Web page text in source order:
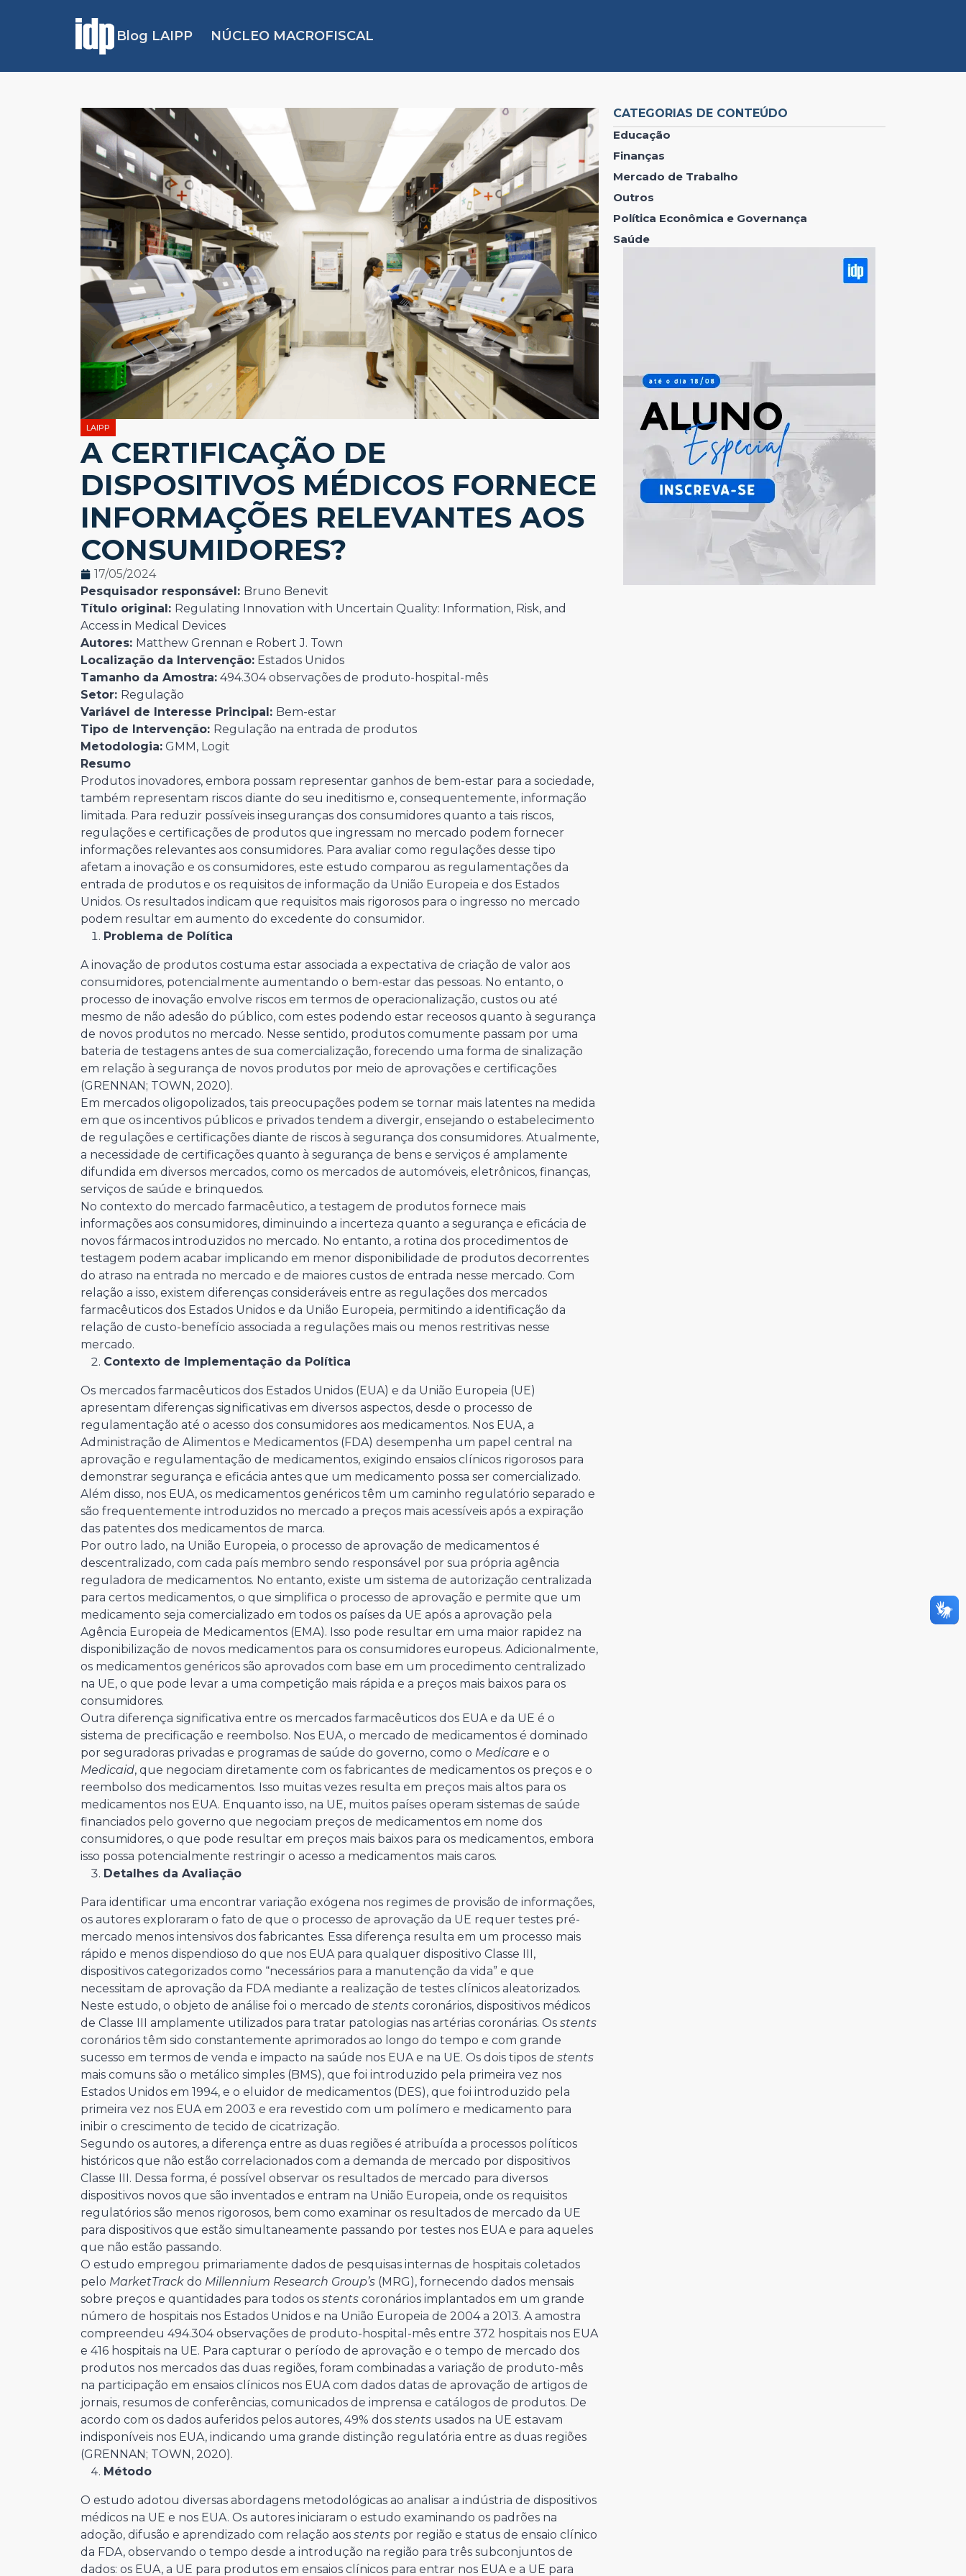
Blog LAIPP NÚCLEO MACROFISCAL
LAIPP
A CERTIFICAÇÃO DE
DISPOSITIVOS MÉDICOS FORNECE
INFORMAÇÕES RELEVANTES AOS
CONSUMIDORES?
17/05/2024
Pesquisador responsável: Bruno Benevit
Título original: Regulating Innovation with Uncertain Quality: Information, Risk, and
Access in Medical Devices
Autores: Matthew Grennan e Robert J. Town
Localização da Intervenção: Estados Unidos
Tamanho da Amostra: 494.304 observações de produto-hospital-mês
Setor: Regulação
Variável de Interesse Principal: Bem-estar
Tipo de Intervenção: Regulação na entrada de produtos
Metodologia: GMM, Logit
Resumo
Produtos inovadores, embora possam representar ganhos de bem-estar para a sociedade,
também representam riscos diante do seu ineditismo e, consequentemente, informação
limitada. Para reduzir possíveis inseguranças dos consumidores quanto a tais riscos,
regulações e certificações de produtos que ingressam no mercado podem fornecer
informações relevantes aos consumidores. Para avaliar como regulações desse tipo
afetam a inovação e os consumidores, este estudo comparou as regulamentações da
entrada de produtos e os requisitos de informação da União Europeia e dos Estados
Unidos. Os resultados indicam que requisitos mais rigorosos para o ingresso no mercado
podem resultar em aumento do excedente do consumidor.
Problema de Política
A inovação de produtos costuma estar associada a expectativa de criação de valor aos
consumidores, potencialmente aumentando o bem-estar das pessoas. No entanto, o
processo de inovação envolve riscos em termos de operacionalização, custos ou até
mesmo de não adesão do público, com estes podendo estar receosos quanto à segurança
de novos produtos no mercado. Nesse sentido, produtos comumente passam por uma
bateria de testagens antes de sua comercialização, forecendo uma forma de sinalização
em relação à segurança de novos produtos por meio de aprovações e certificações
(GRENNAN; TOWN, 2020).
Em mercados oligopolizados, tais preocupações podem se tornar mais latentes na medida
em que os incentivos públicos e privados tendem a divergir, ensejando o estabelecimento
de regulações e certificações diante de riscos à segurança dos consumidores. Atualmente,
a necessidade de certificações quanto à segurança de bens e serviços é amplamente
difundida em diversos mercados, como os mercados de automóveis, eletrônicos, finanças,
serviços de saúde e brinquedos.
No contexto do mercado farmacêutico, a testagem de produtos fornece mais
informações aos consumidores, diminuindo a incerteza quanto a segurança e eficácia de
novos fármacos introduzidos no mercado. No entanto, a rotina dos procedimentos de
testagem podem acabar implicando em menor disponibilidade de produtos decorrentes
do atraso na entrada no mercado e de maiores custos de entrada nesse mercado. Com
relação a isso, existem diferenças consideráveis entre as regulações dos mercados
farmacêuticos dos Estados Unidos e da União Europeia, permitindo a identificação da
relação de custo-benefício associada a regulações mais ou menos restritivas nesse
mercado.
Contexto de Implementação da Política
Os mercados farmacêuticos dos Estados Unidos (EUA) e da União Europeia (UE)
apresentam diferenças significativas em diversos aspectos, desde o processo de
regulamentação até o acesso dos consumidores aos medicamentos. Nos EUA, a
Administração de Alimentos e Medicamentos (FDA) desempenha um papel central na
aprovação e regulamentação de medicamentos, exigindo ensaios clínicos rigorosos para
demonstrar segurança e eficácia antes que um medicamento possa ser comercializado.
Além disso, nos EUA, os medicamentos genéricos têm um caminho regulatório separado e
são frequentemente introduzidos no mercado a preços mais acessíveis após a expiração
das patentes dos medicamentos de marca.
Por outro lado, na União Europeia, o processo de aprovação de medicamentos é
descentralizado, com cada país membro sendo responsável por sua própria agência
reguladora de medicamentos. No entanto, existe um sistema de autorização centralizada
para certos medicamentos, o que simplifica o processo de aprovação e permite que um
medicamento seja comercializado em todos os países da UE após a aprovação pela
Agência Europeia de Medicamentos (EMA). Isso pode resultar em uma maior rapidez na
disponibilização de novos medicamentos para os consumidores europeus. Adicionalmente,
os medicamentos genéricos são aprovados com base em um procedimento centralizado
na UE, o que pode levar a uma competição mais rápida e a preços mais baixos para os
consumidores.
Outra diferença significativa entre os mercados farmacêuticos dos EUA e da UE é o
sistema de precificação e reembolso. Nos EUA, o mercado de medicamentos é dominado
por seguradoras privadas e programas de saúde do governo, como o Medicare e o
Medicaid, que negociam diretamente com os fabricantes de medicamentos os preços e o
reembolso dos medicamentos. Isso muitas vezes resulta em preços mais altos para os
medicamentos nos EUA. Enquanto isso, na UE, muitos países operam sistemas de saúde
financiados pelo governo que negociam preços de medicamentos em nome dos
consumidores, o que pode resultar em preços mais baixos para os medicamentos, embora
isso possa potencialmente restringir o acesso a medicamentos mais caros.
Detalhes da Avaliação
Para identificar uma encontrar variação exógena nos regimes de provisão de informações,
os autores exploraram o fato de que o processo de aprovação da UE requer testes pré-
mercado menos intensivos dos fabricantes. Essa diferença resulta em um processo mais
rápido e menos dispendioso do que nos EUA para qualquer dispositivo Classe III,
dispositivos categorizados como “necessários para a manutenção da vida” e que
necessitam de aprovação da FDA mediante a realização de testes clínicos aleatorizados.
Neste estudo, o objeto de análise foi o mercado de stents coronários, dispositivos médicos
de Classe III amplamente utilizados para tratar patologias nas artérias coronárias. Os stents
coronários têm sido constantemente aprimorados ao longo do tempo e com grande
sucesso em termos de venda e impacto na saúde nos EUA e na UE. Os dois tipos de stents
mais comuns são o metálico simples (BMS), que foi introduzido pela primeira vez nos
Estados Unidos em 1994, e o eluidor de medicamentos (DES), que foi introduzido pela
primeira vez nos EUA em 2003 e era revestido com um polímero e medicamento para
inibir o crescimento de tecido de cicatrização.
Segundo os autores, a diferença entre as duas regiões é atribuída a processos políticos
históricos que não estão correlacionados com a demanda de mercado por dispositivos
Classe III. Dessa forma, é possível observar os resultados de mercado para diversos
dispositivos novos que são inventados e entram na União Europeia, onde os requisitos
regulatórios são menos rigorosos, bem como examinar os resultados de mercado da UE
para dispositivos que estão simultaneamente passando por testes nos EUA e para aqueles
que não estão passando.
O estudo empregou primariamente dados de pesquisas internas de hospitais coletados
pelo MarketTrack do Millennium Research Group’s (MRG), fornecendo dados mensais
sobre preços e quantidades para todos os stents coronários implantados em um grande
número de hospitais nos Estados Unidos e na União Europeia de 2004 a 2013. A amostra
compreendeu 494.304 observações de produto-hospital-mês entre 372 hospitais nos EUA
e 416 hospitais na UE. Para capturar o período de aprovação e o tempo de mercado dos
produtos nos mercados das duas regiões, foram combinadas a variação de produto-mês
na participação em ensaios clínicos nos EUA com dados datas de aprovação de artigos de
jornais, resumos de conferências, comunicados de imprensa e catálogos de produtos. De
acordo com os dados auferidos pelos autores, 49% dos stents usados na UE estavam
indisponíveis nos EUA, indicando uma grande distinção regulatória entre as duas regiões
(GRENNAN; TOWN, 2020).
Método
O estudo adotou diversas abordagens metodológicas ao analisar a indústria de dispositivos
médicos na UE e nos EUA. Os autores iniciaram o estudo examinando os padrões na
adoção, difusão e aprendizado com relação aos stents por região e status de ensaio clínico
da FDA, observando o tempo desde a introdução na região para três subconjuntos de
dados: os EUA, a UE para produtos em ensaios clínicos para entrar nos EUA e a UE para
CATEGORIAS DE CONTEÚDO
Educação
Finanças
Mercado de Trabalho
Outros
Política Econômica e Governança
Saúde